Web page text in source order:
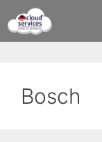
Inhalt
springen
Bosch